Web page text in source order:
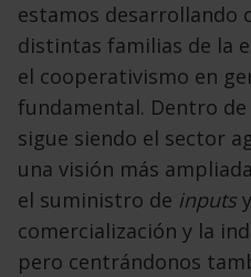
estamos desarrollando
distintas familias de la
el cooperativismo en
fundamental. Dentro de
sigue siendo el sector
una visión más
el suministro de inputs
comercialización y la
pero centrándonos